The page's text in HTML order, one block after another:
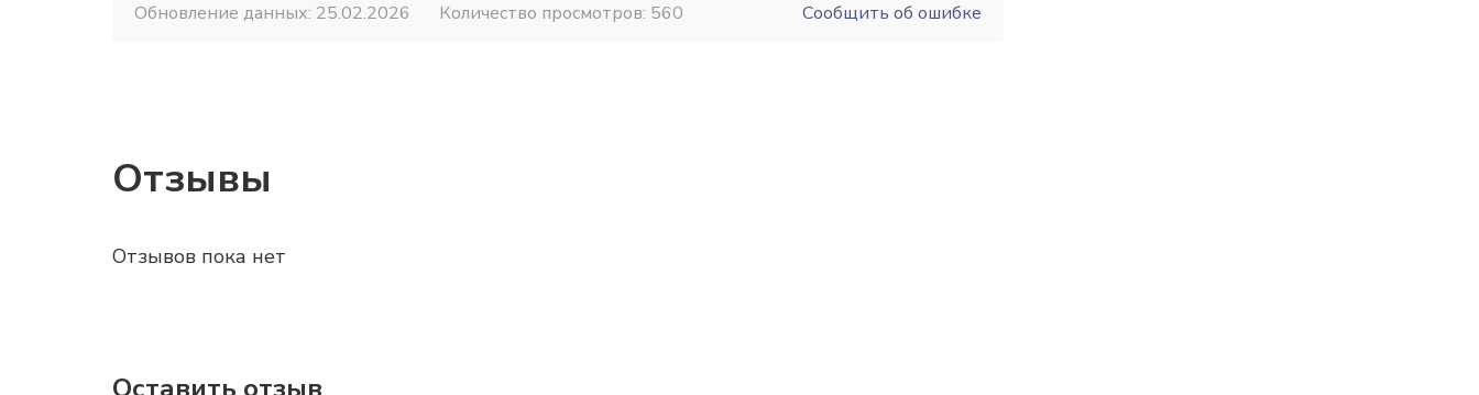
Обновление данных: 25.02.2026 Количество просмотров: 560 Сообщить об ошибке
Отзывы
Отзывов пока нет